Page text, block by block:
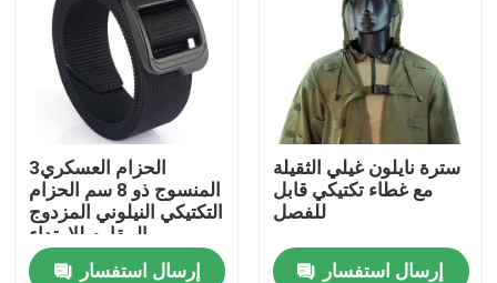
المنتجات
الزي العسكري القتالي
زي التمويه العسكري
درع عسكري باليستي
3الحزام العسكري
المنسوج ذو 8 سم الحزام
التكتيكي النيلوني المزدوج
المقاوم للارتداء
إرسال استفسار
سترة نايلون غيلي الثقيلة
مع غطاء تكتيكي قابل
للفصل
إرسال استفسار